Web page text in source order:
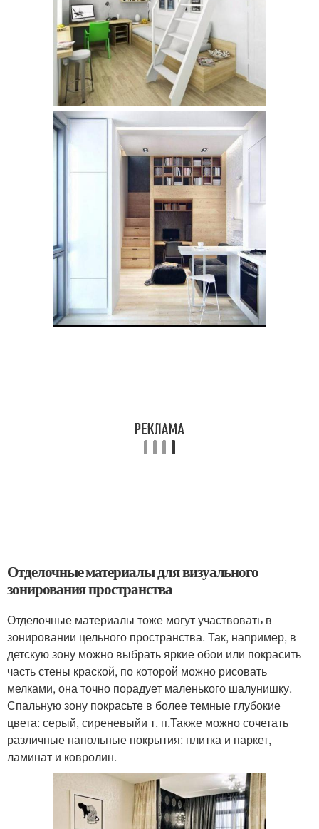
Отделочные материалы для визуального
зонирования пространства
Отделочные материалы тоже могут участвовать в
зонировании цельного пространства. Так, например, в
детскую зону можно выбрать яркие обои или покрасить
часть стены краской, по которой можно рисовать
мелками, она точно порадует маленького шалунишку.
Спальную зону покрасьте в более темные глубокие
цвета: серый, сиреневыйи т. п.Также можно сочетать
различные напольные покрытия: плитка и паркет,
ламинат и ковролин.